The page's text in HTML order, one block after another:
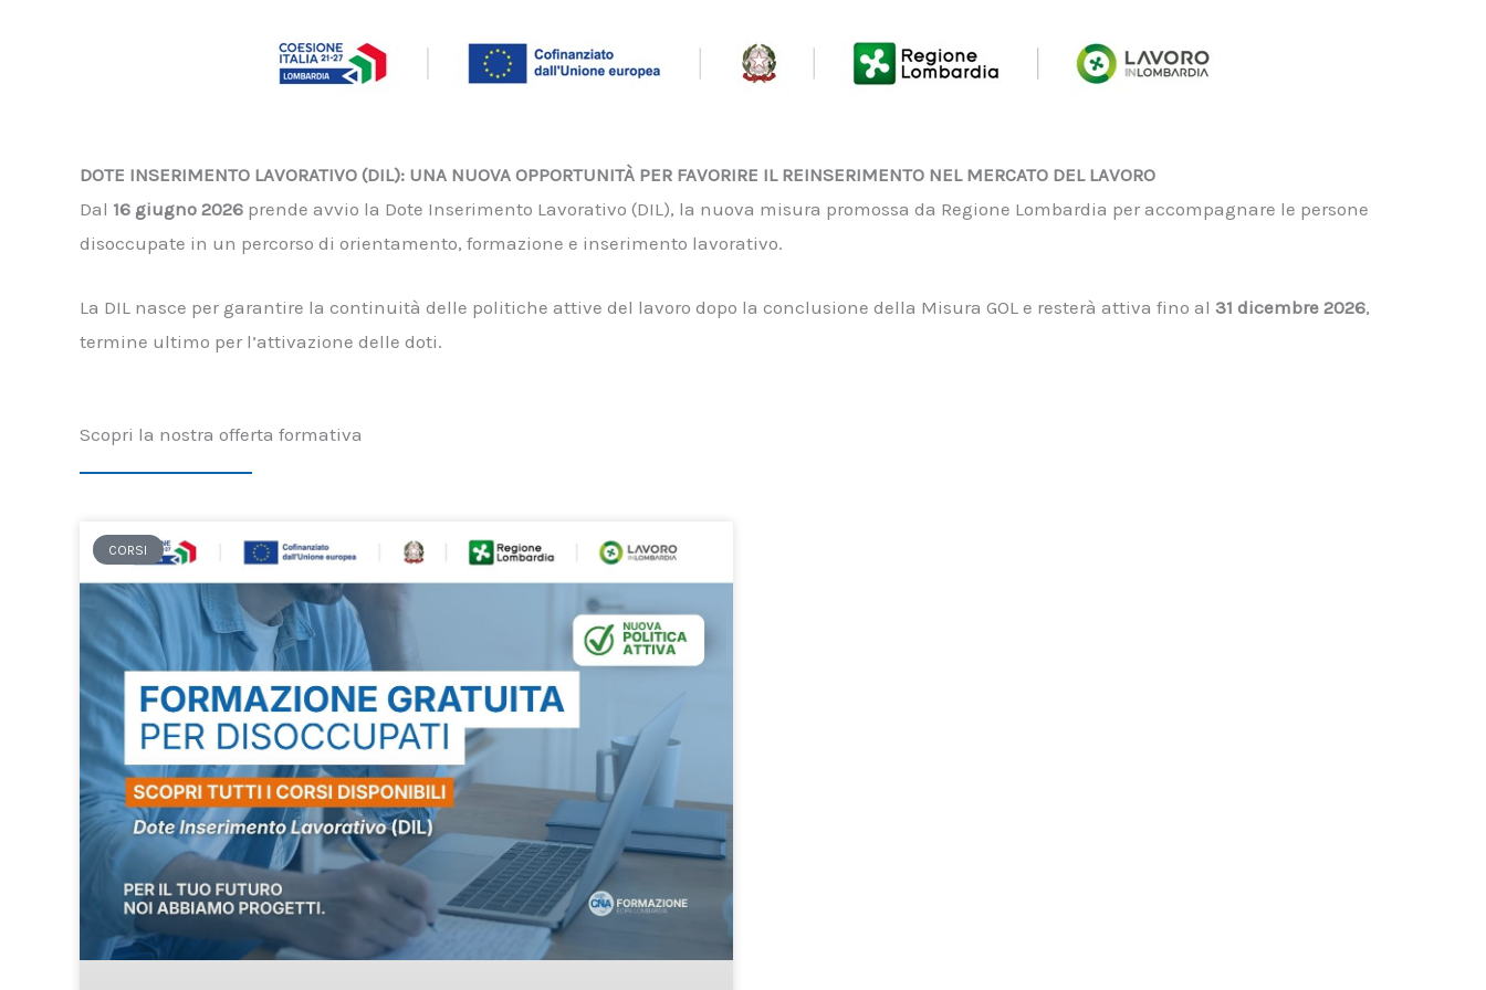
DOTE INSERIMENTO LAVORATIVO (DIL): UNA NUOVA OPPORTUNITÀ PER FAVORIRE IL REINSERIMENTO NEL MERCATO DEL LAVORO
Dal 16 giugno 2026 prende avvio la Dote Inserimento Lavorativo (DIL), la nuova misura promossa da Regione Lombardia per accompagnare le persone
disoccupate in un percorso di orientamento, formazione e inserimento lavorativo.
La DIL nasce per garantire la continuità delle politiche attive del lavoro dopo la conclusione della Misura GOL e resterà attiva fino al 31 dicembre 2026,
termine ultimo per l’attivazione delle doti.
Scopri la nostra offerta formativa
CORSI